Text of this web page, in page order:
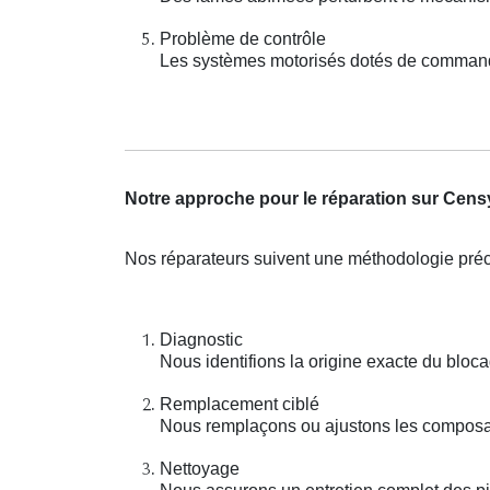
Problème de contrôle
Les systèmes motorisés dotés de
Notre approche pour le réparation sur
Nos réparateurs suivent une méthodologie
Diagnostic
Nous identifions la origine exacte du
Remplacement ciblé
Nous remplaçons ou ajustons les
Nettoyage